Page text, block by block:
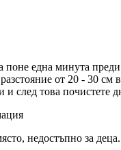
поне една минута
от 20 - 30 см
и след това почистете
недостъпно за деца.